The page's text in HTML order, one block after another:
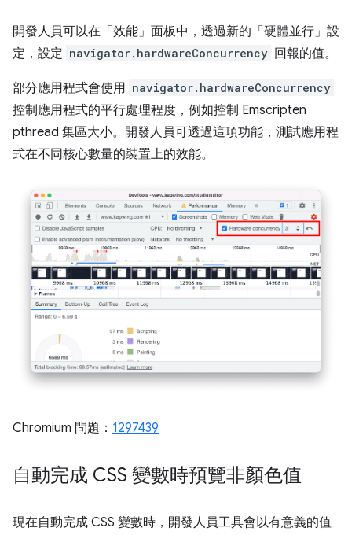
開發人員可以在「效能」 面板中，透過新的「硬體並行」 設
定，設定 navigator.hardwareConcurrency 回報的值。
部分應用程式會使用 navigator.hardwareConcurrency
控制應用程式的平行處理程度，例如控制 Emscripten
pthread 集區大小。開發人員可透過這項功能，測試應用程
式在不同核心數量的裝置上的效能。
Chromium 問題： 1297439
自動完成 CSS 變數時預覽非顏色值
現在自動完成 CSS 變數時，開發人員工具會以有意義的值